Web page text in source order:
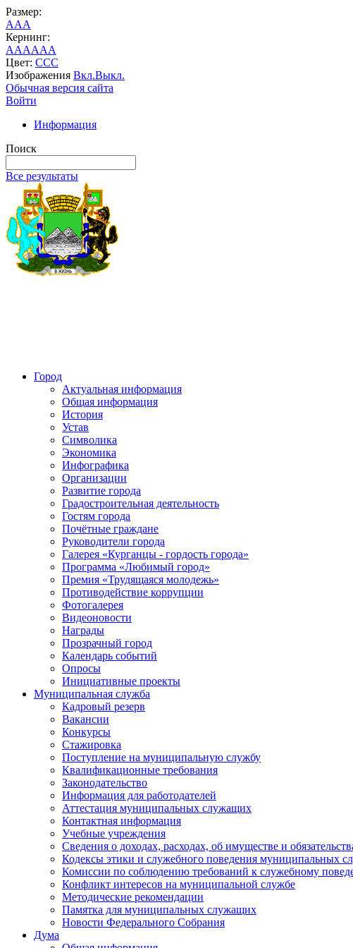
Размер:
AAA
Кернинг:
AAAAAA
Цвет: CCC
Изображения Вкл.Выкл.
Обычная версия сайта
Войти
Информация
Поиск
Все результаты
Город
Актуальная информация
Общая информация
История
Устав
Символика
Экономика
Инфографика
Организации
Развитие города
Градостроительная деятельность
Гостям города
Почётные граждане
Руководители города
Галерея «Курганцы - гордость города»
Программа «Любимый город»
Премия «Трудящаяся молодежь»
Противодействие коррупции
Фотогалерея
Видеоновости
Награды
Прозрачный город
Календарь событий
Опросы
Инициативные проекты
Муниципальная служба
Кадровый резерв
Вакансии
Конкурсы
Стажировка
Поступление на муниципальную службу
Квалификационные требования
Законодательство
Информация для работодателей
Аттестация муниципальных служащих
Контактная информация
Учебные учреждения
Сведения о доходах, расходах, об имуществе и
Кодексы этики и служебного поведения муниципальных
Комиссии по соблюдению требований к служебному
Конфликт интересов на муниципальной службе
Методические рекомендации
Памятка для муниципальных служащих
Новости Федерального Cобрания
Дума